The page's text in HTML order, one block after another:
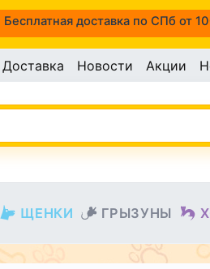
Бесплатная доставка по СПб от
Доставка Новости Акции
ЩЕНКИ ГРЫЗУНЫ